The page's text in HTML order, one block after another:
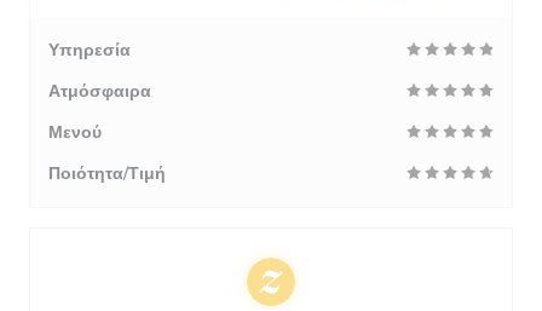
Υπηρεσία
Ατμόσφαιρα
Μενού
Ποιότητα/Τιμή